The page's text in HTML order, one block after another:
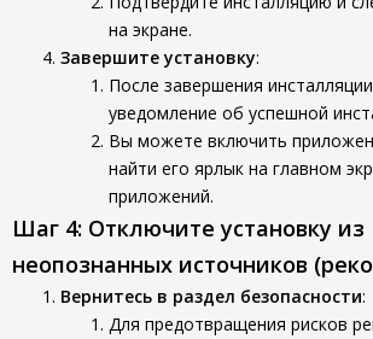
на экране.
Завершите установку:
После завершения
уведомление об успешной
Вы можете включить
найти его ярлык на главном
приложений.
Шаг 4: Отключите установку из
неопознанных источников
Вернитесь в раздел безопасности:
Для предотвращения рисков